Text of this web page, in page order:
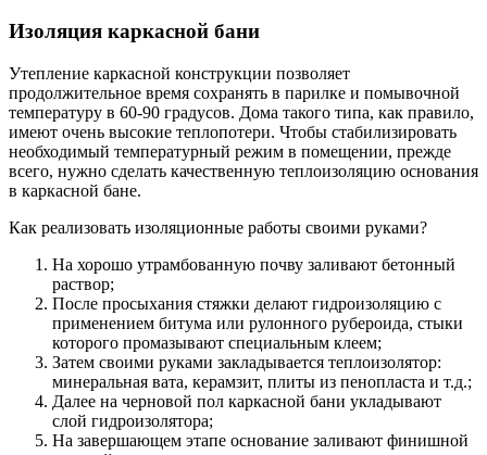
Изоляция каркасной бани
Утепление каркасной конструкции позволяет
продолжительное время сохранять в парилке и помывочной
температуру в 60-90 градусов. Дома такого типа, как правило,
имеют очень высокие теплопотери. Чтобы стабилизировать
необходимый температурный режим в помещении, прежде
всего, нужно сделать качественную теплоизоляцию основания
в каркасной бане.
Как реализовать изоляционные работы своими руками?
На хорошо утрамбованную почву заливают бетонный
раствор;
После просыхания стяжки делают гидроизоляцию с
применением битума или рулонного рубероида, стыки
которого промазывают специальным клеем;
Затем своими руками закладывается теплоизолятор:
минеральная вата, керамзит, плиты из пенопласта и т.д.;
Далее на черновой пол каркасной бани укладывают
слой гидроизолятора;
На завершающем этапе основание заливают финишной